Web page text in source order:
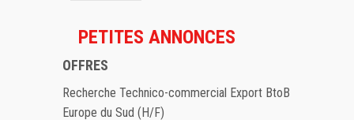
PETITES ANNONCES
OFFRES
Recherche Technico-commercial Export BtoB
Europe du Sud (H/F)